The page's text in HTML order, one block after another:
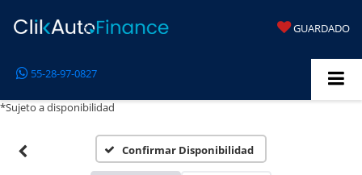
GUARDADO
55-28-97-0827
*Sujeto a disponibilidad
Confirmar Disponibilidad
Disponibles